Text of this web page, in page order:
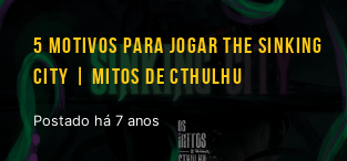
5 MOTIVOS PARA JOGAR THE SINKING
CITY | MITOS DE CTHULHU
Postado há 7 anos